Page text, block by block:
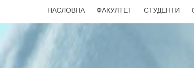
НАСЛОВНА ФАКУЛТЕТ СТУДЕНТИ